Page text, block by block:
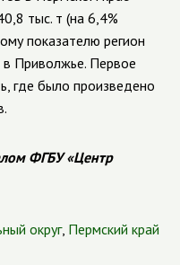
тыс. т (на 6,4%
показателю регион
Приволжье. Первое
где было произведено
ФГБУ «Центр
округ, Пермский край